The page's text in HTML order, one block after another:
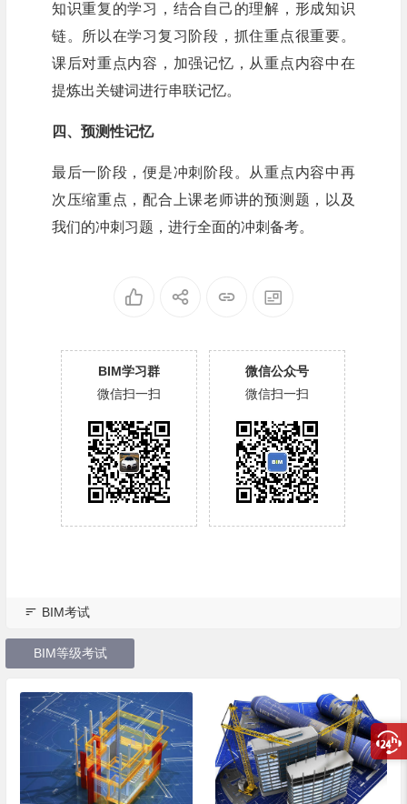
知识重复的学习，结合自己的理解，形成知识
链。所以在学习复习阶段，抓住重点很重要。
课后对重点内容，加强记忆，从重点内容中在
提炼出关键词进行串联记忆。
四、预测性记忆
最后一阶段，便是冲刺阶段。从重点内容中再
次压缩重点，配合上课老师讲的预测题，以及
我们的冲刺习题，进行全面的冲刺备考。
BIM学习群
微信扫一扫
微信公众号
微信扫一扫
BIM考试
BIM等级考试